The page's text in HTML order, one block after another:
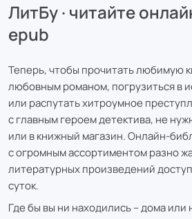
ЛитБу · читайте
epub
Теперь, чтобы прочитать любимую
любовным романом, погрузиться в
или распутать хитроумное
с главным героем детектива, не
или в книжный магазин. Онлайн-
с огромным ассортиментом разно
литературных произведений
суток.
Где бы вы ни находились – дома или